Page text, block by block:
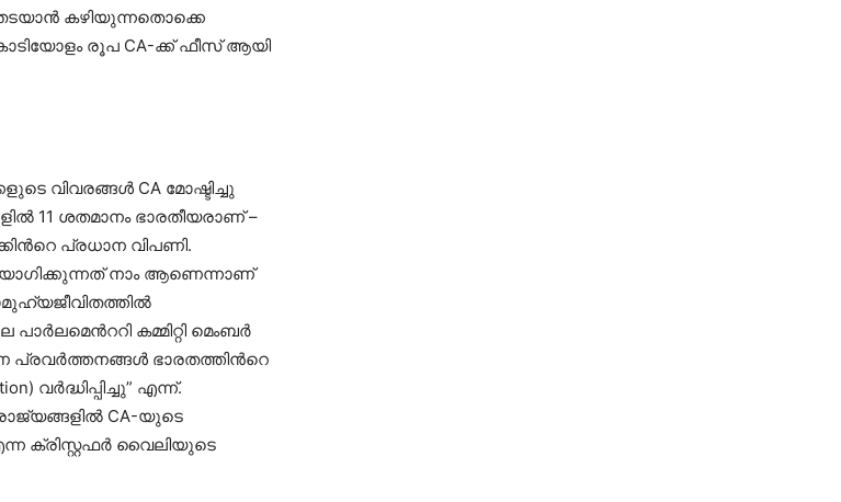
കഴിയുന്നതൊക്കെ
രൂപ CA-ക്ക് ഫീസ് ആയി
വിവരങ്ങള്‍ CA മോഷ്ടിച്ചു
11 ശതമാനം ഭാരതീയരാണ് –
പ്രധാന വിപണി.
നാം ആണെന്നാണ്
കമ്മിറ്റി മെംബർ
പ്രവര്‍ത്തനങ്ങൾ ഭാരതത്തിന്‍റെ
വര്‍ദ്ധിപ്പിച്ചു” എന്ന്.
CA-യുടെ
ക്രിസ്റ്റഫർ വൈലിയുടെ